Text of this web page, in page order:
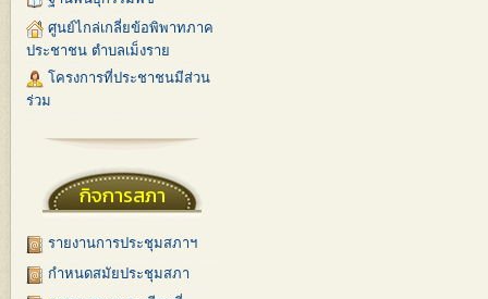
ศูนย์ไกล่เกลี่ยข้อพิพาทภาค
ประชาชน ตำบลเม็งราย
โครงการที่ประชาชนมีส่วน
ร่วม
กิจการสภา
รายงานการประชุมสภาฯ
กำหนดสมัยประชุมสภา